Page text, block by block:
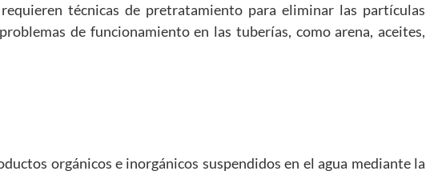
técnicas de pretratamiento para eliminar las partículas
de funcionamiento en las tuberías, como arena, aceites,
orgánicos e inorgánicos suspendidos en el agua mediante la